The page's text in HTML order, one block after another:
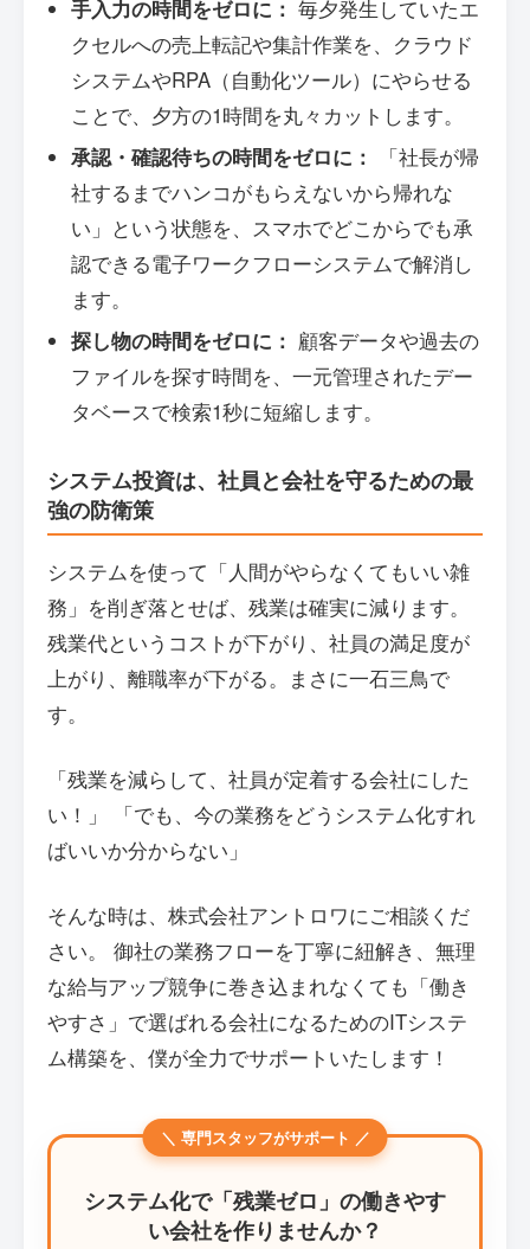
手入力の時間をゼロに： 毎夕発生していたエ
クセルへの売上転記や集計作業を、クラウド
システムやRPA（自動化ツール）にやらせる
ことで、夕方の1時間を丸々カットします。
承認・確認待ちの時間をゼロに：
「社長が帰
社するまでハンコがもらえないから帰れな
い」という状態を、スマホでどこからでも承
認できる電子ワークフローシステムで解消し
ます。
探し物の時間をゼロに： 顧客データや過去の
ファイルを探す時間を、一元管理されたデー
タベースで検索1秒に短縮します。
システム投資は、社員と会社を守るための最
強の防衛策
システムを使って「人間がやらなくてもいい雑
務」を削ぎ落とせば、残業は確実に減ります。
残業代というコストが下がり、社員の満足度が
上がり、離職率が下がる。まさに一石三鳥で
す。
「残業を減らして、社員が定着する会社にした
い！」 「でも、今の業務をどうシステム化すれ
ばいいか分からない」
そんな時は、株式会社アントロワにご相談くだ
さい。 御社の業務フローを丁寧に紐解き、無理
な給与アップ競争に巻き込まれなくても「働き
やすさ」で選ばれる会社になるためのITシステ
ム構築を、僕が全力でサポートいたします！
＼ 専門スタッフがサポート ／
システム化で「残業ゼロ」の働きやす
い会社を作りませんか？